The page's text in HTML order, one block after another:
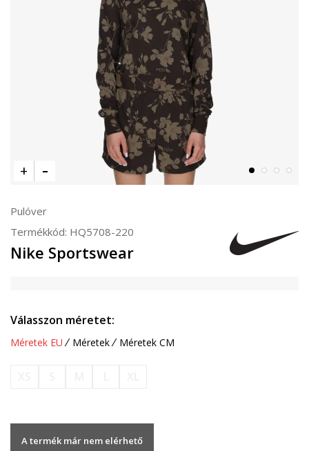
Pulóver
Termékkód: HQ5708-220
Nike Sportswear
Válasszon méretet:
Méretek EU Méretek Méretek CM
A termék már nem elérhető